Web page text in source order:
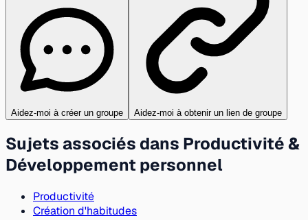
Aidez-moi à créer un groupe Aidez-moi à obtenir un lien de groupe
Sujets associés dans Productivité &
Développement personnel
Productivité
Création d'habitudes